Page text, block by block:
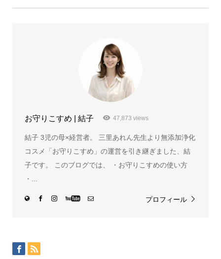
お守りこすめ | 結子 47,873 views
結子 3児の母×経営者。 三里あれん先生より無添加浄化
コスメ「お守りこすめ」の運営を引き継ぎました、結
子です。 このブログでは、 ・お守りこすめの使い方
・...
プロフィール